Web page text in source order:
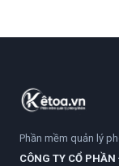
Phần mềm quản lý
CÔNG TY CỔ